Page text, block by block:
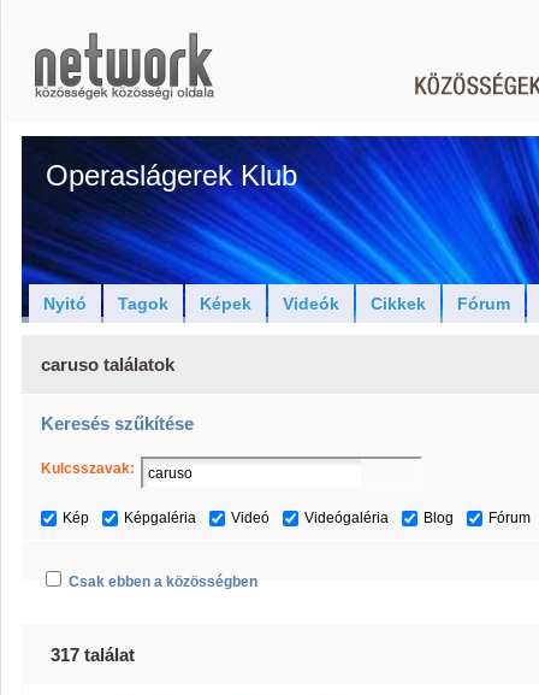
Operaslágerek Klub
Nyitó Tagok Képek Videók Cikkek Fórum
caruso találatok
Keresés szűkítése
Kulcsszavak:
Kép Képgaléria Videó Videógaléria Blog Fórum
Csak ebben a közösségben
317 találat